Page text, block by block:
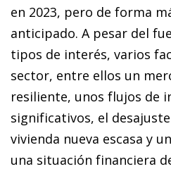
en 2023, pero de forma
anticipado. A pesar del
tipos de interés, varios
sector, entre ellos un
resiliente, unos flujos de
significativos, el
vivienda nueva escasa y
una situación financiera